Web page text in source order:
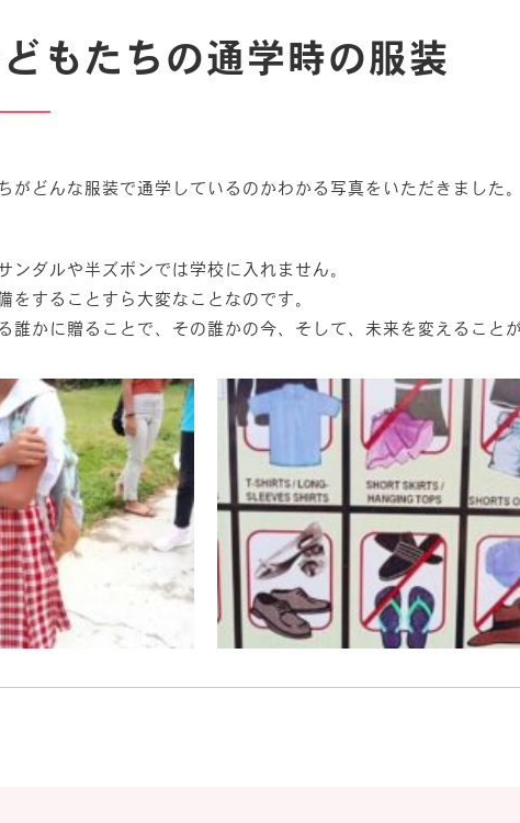
もたちの通学時の服装
どんな服装で通学しているのかわかる写真をいただきました。
ダルや半ズボンでは学校に入れません。
をすることすら大変なことなのです。
かに贈ることで、その誰かの今、そして、未来を変えること